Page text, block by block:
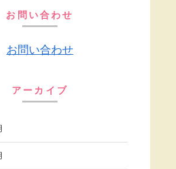
お問い合わせ
お問い合わせ
アーカイブ